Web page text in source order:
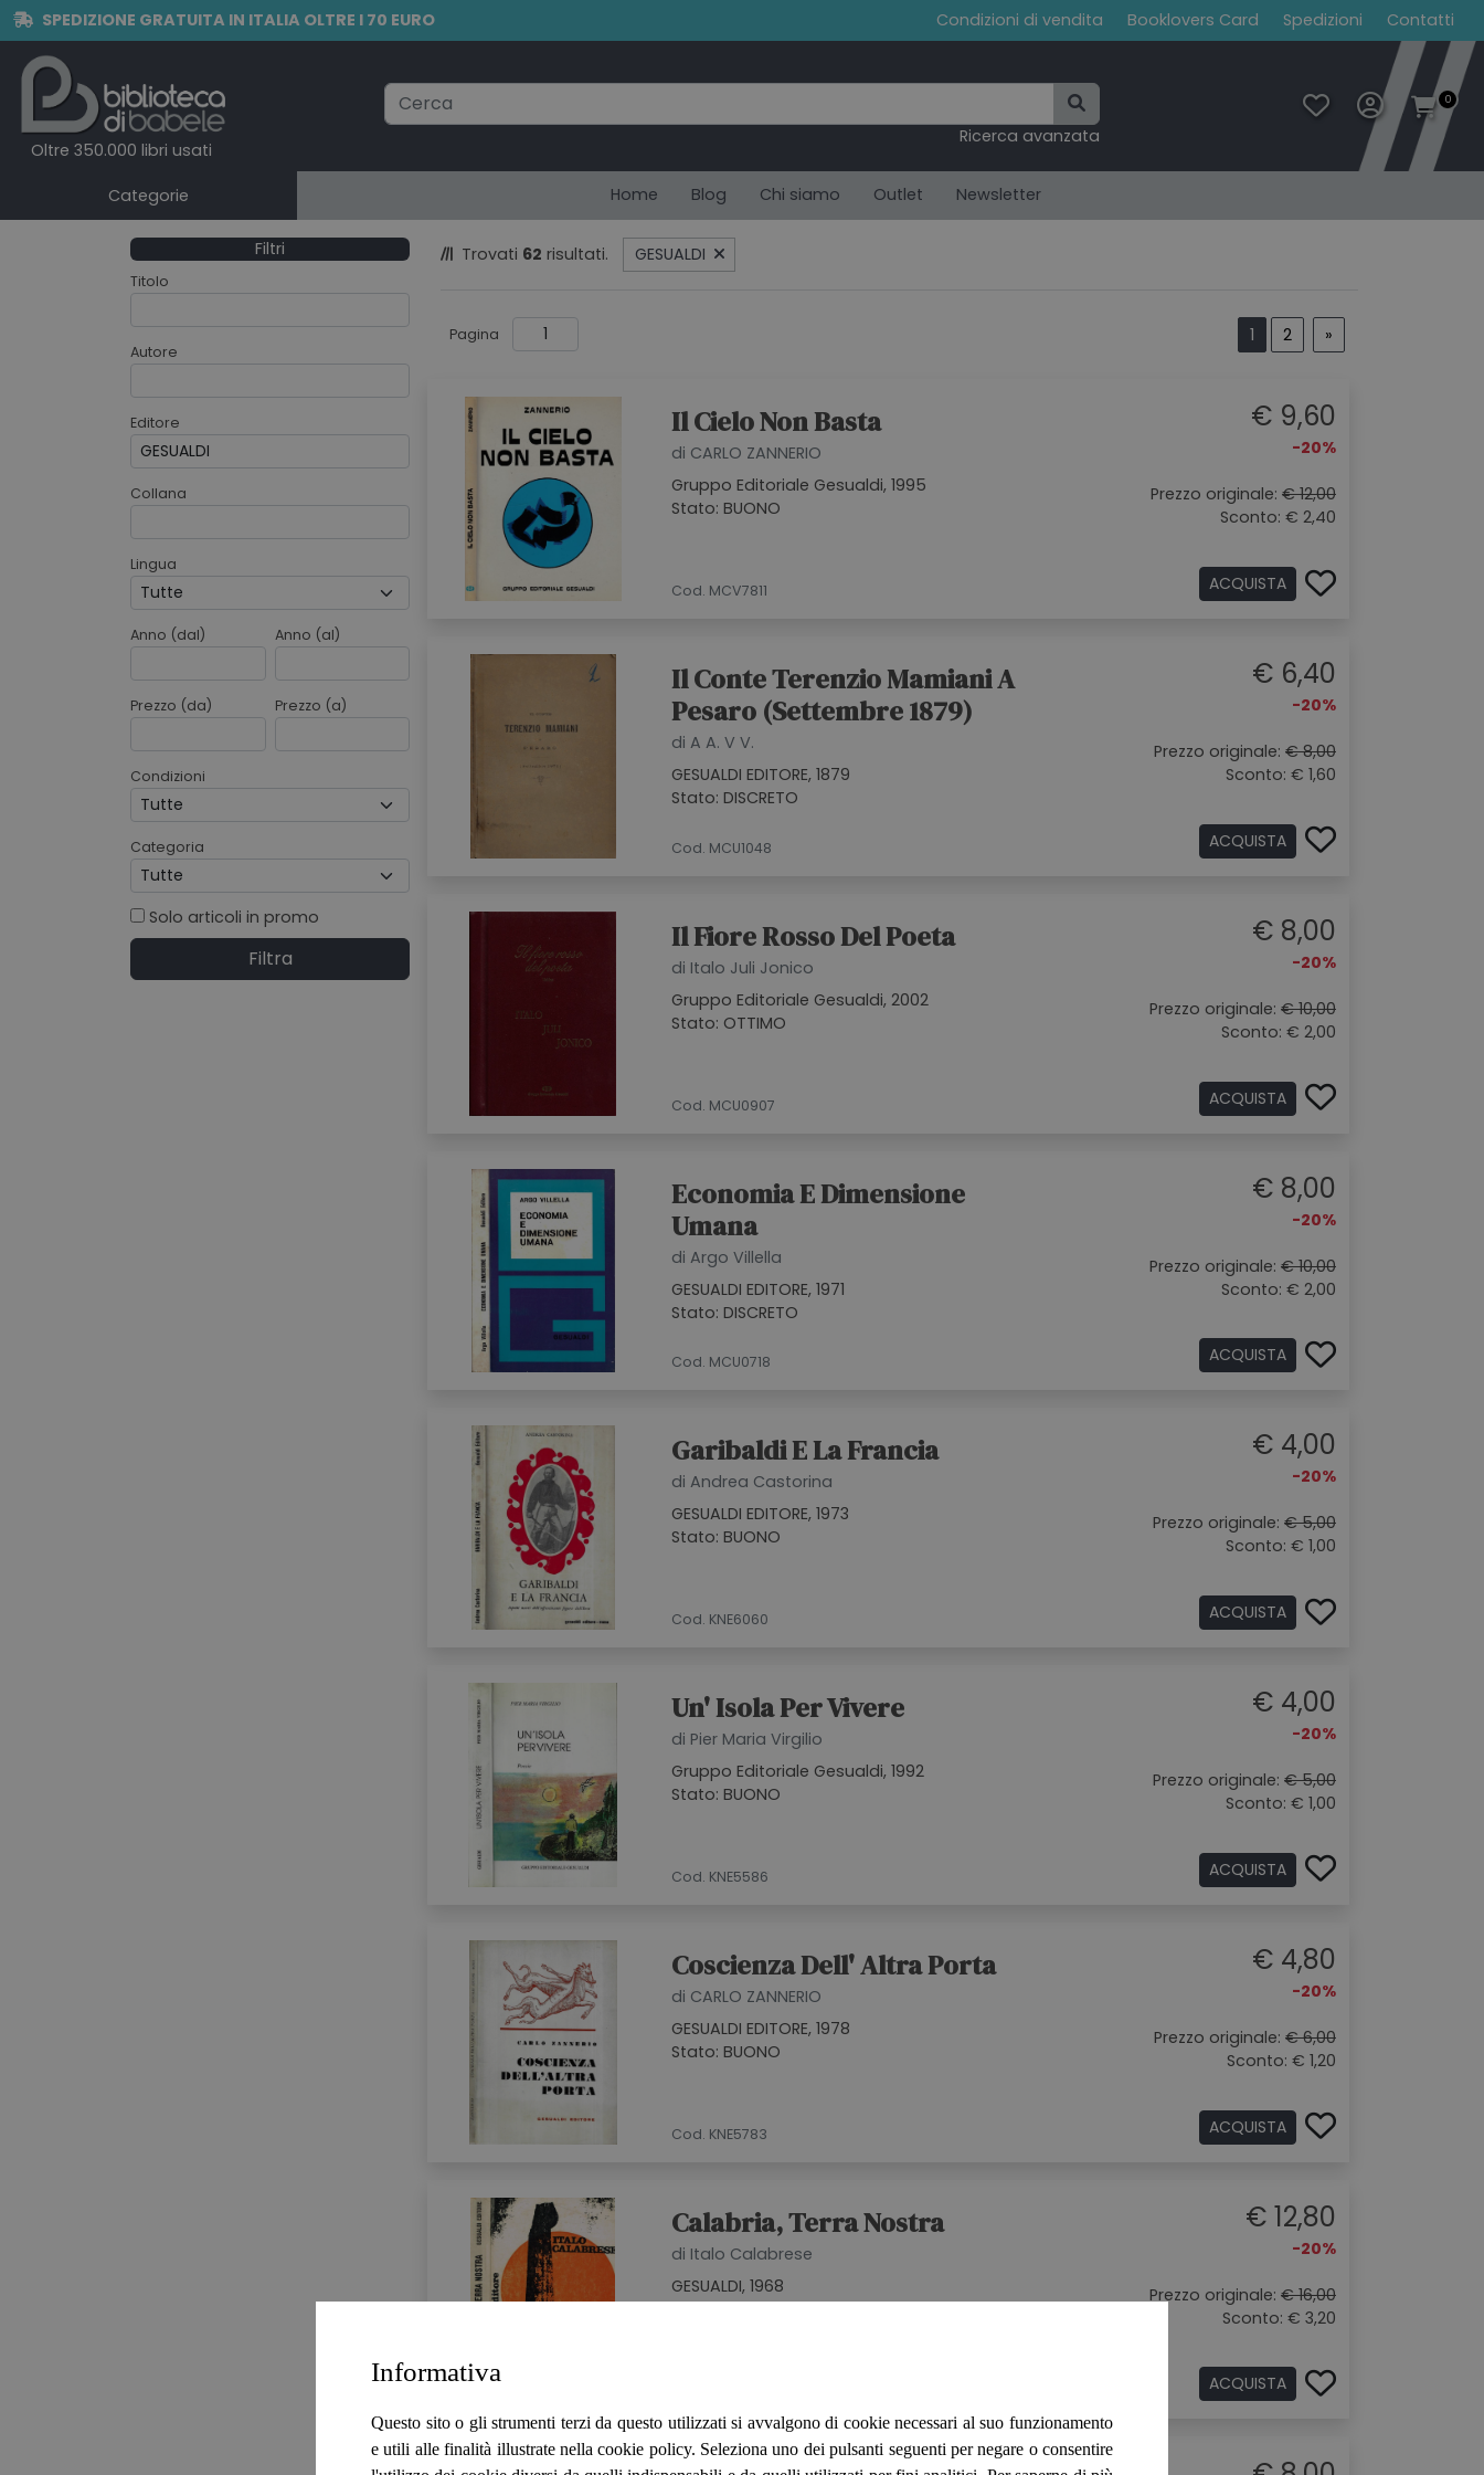
SPEDIZIONE GRATUITA IN ITALIA OLTRE I 70 EURO Condizioni di vendita Booklovers Card Spedizioni Contatti
Oltre 350.000 libri usati
Ricerca avanzata
0
Categorie Home Blog Chi siamo Outlet Newsletter
Filtri
Titolo
Autore
Editore
Collana
Lingua
Anno (dal) Anno (al)
Prezzo (da) Prezzo (a)
Condizioni
Categoria
Solo articoli in promo
Filtra
Trovati 62 risultati. GESUALDI
Pagina 1 2 »
Il Cielo Non Basta
di CARLO ZANNERIO
Gruppo Editoriale Gesualdi, 1995
Stato: BUONO
Cod. MCV7811
€ 9,60
-20%
Prezzo originale: € 12,00
Sconto: € 2,40
ACQUISTA
Il Conte Terenzio Mamiani A
Pesaro (Settembre 1879)
di A A. V V.
GESUALDI EDITORE, 1879
Stato: DISCRETO
Cod. MCU1048
€ 6,40
-20%
Prezzo originale: € 8,00
Sconto: € 1,60
ACQUISTA
Il Fiore Rosso Del Poeta
di Italo Juli Jonico
Gruppo Editoriale Gesualdi, 2002
Stato: OTTIMO
Cod. MCU0907
€ 8,00
-20%
Prezzo originale: € 10,00
Sconto: € 2,00
ACQUISTA
Economia E Dimensione
Umana
di Argo Villella
GESUALDI EDITORE, 1971
Stato: DISCRETO
Cod. MCU0718
€ 8,00
-20%
Prezzo originale: € 10,00
Sconto: € 2,00
ACQUISTA
Garibaldi E La Francia
di Andrea Castorina
GESUALDI EDITORE, 1973
Stato: BUONO
Cod. KNE6060
€ 4,00
-20%
Prezzo originale: € 5,00
Sconto: € 1,00
ACQUISTA
Un' Isola Per Vivere
di Pier Maria Virgilio
Gruppo Editoriale Gesualdi, 1992
Stato: BUONO
Cod. KNE5586
€ 4,00
-20%
Prezzo originale: € 5,00
Sconto: € 1,00
ACQUISTA
Coscienza Dell' Altra Porta
di CARLO ZANNERIO
GESUALDI EDITORE, 1978
Stato: BUONO
Cod. KNE5783
€ 4,80
-20%
Prezzo originale: € 6,00
Sconto: € 1,20
ACQUISTA
Calabria, Terra Nostra
di Italo Calabrese
GESUALDI, 1968
Stato: BUONO
€ 12,80
-20%
Prezzo originale: € 16,00
Sconto: € 3,20
ACQUISTA
Informativa
Questo sito o gli strumenti terzi da questo utilizzati si avvalgono di cookie necessari al suo funzionamento
e utili alle finalità illustrate nella cookie policy. Seleziona uno dei pulsanti seguenti per negare o consentire